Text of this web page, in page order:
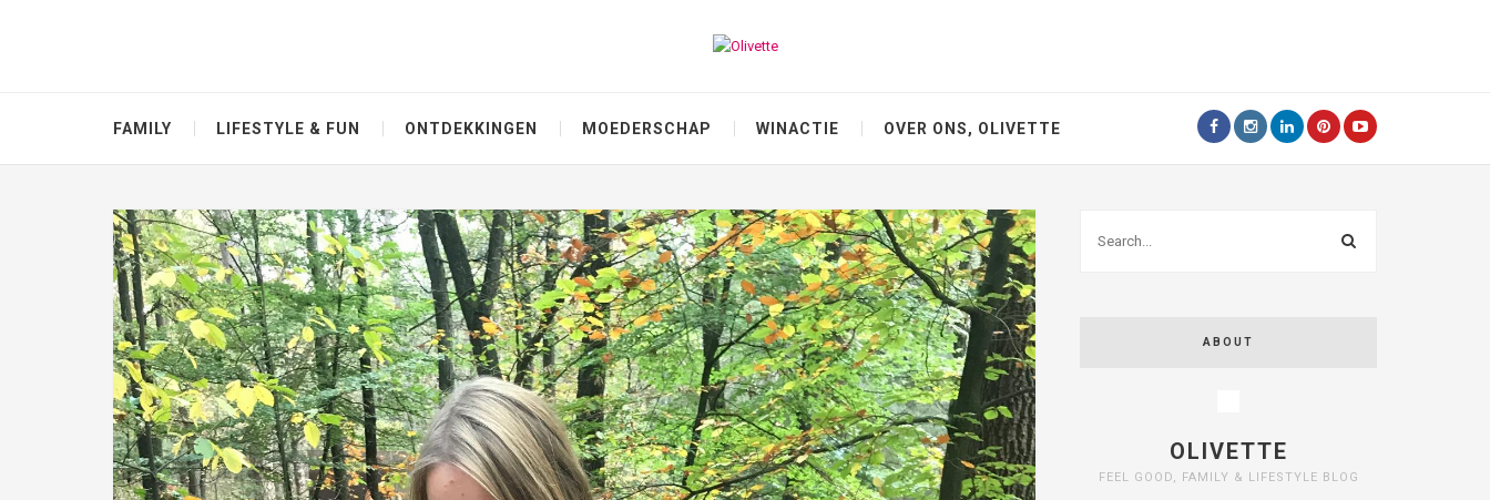
FAMILY LIFESTYLE & FUN ONTDEKKINGEN MOEDERSCHAP WINACTIE OVER ONS, OLIVETTE
ABOUT
OLIVETTE
FEEL GOOD, FAMILY & LIFESTYLE BLOG